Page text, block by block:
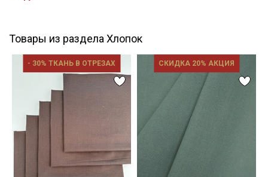
Товары из раздела Хлопок
- 30% ТКАНЬ В ОТРЕЗАХ СКИДКА 20% АКЦИЯ